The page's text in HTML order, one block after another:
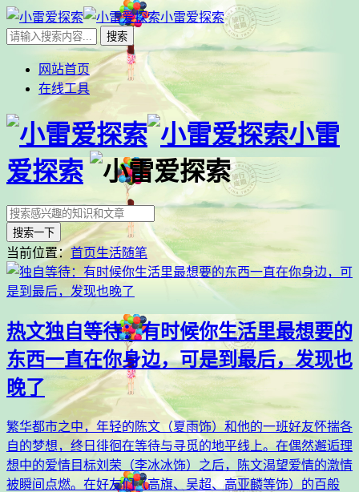
小雷爱探索
网站首页
在线工具
小雷
爱探索
搜索一下
当前位置：首页生活随笔
热文独自等待：有时候你生活里最想要的
东西一直在你身边，可是到最后，发现也
晚了
繁华都市之中，年轻的陈文（夏雨饰）和他的一班好友怀揣各
自的梦想，终日徘徊在等待与寻觅的地平线上。在偶然邂逅理
想中的爱情目标刘荣（李冰冰饰）之后，陈文渴望爱情的激情
被瞬间点燃。在好友们（高旗、吴超、高亚麟等饰）的百般